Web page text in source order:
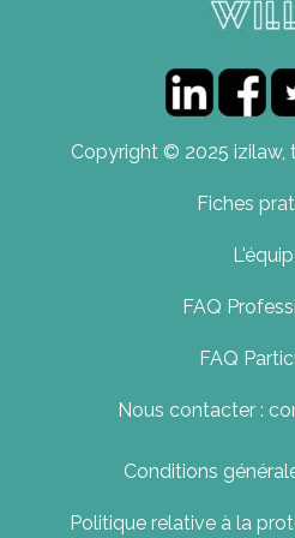
Copyright © 2025 izilaw,
Fiches
FAQ
FAQ
Nous contacter :
Conditions
Politique relative à la